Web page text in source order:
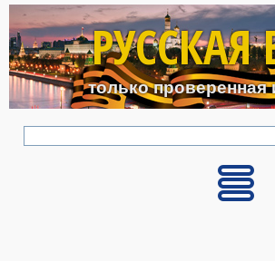
РУССКАЯ
только